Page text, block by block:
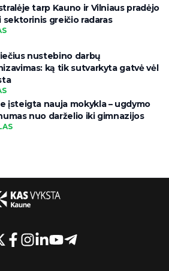
tarp Kauno ir Vilniaus pradėjo
sektorinis greičio radaras
nustebino darbų
ką tik sutvarkyta gatvė vėl
įsteigta nauja mokykla – ugdymo
nuo darželio iki gimnazijos